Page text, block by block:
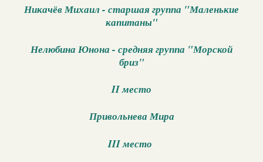
Никачёв Михаил - старшая группа "Маленькие
капитаны"
Нелюбина Юнона - средняя группа "Морской
бриз"
II место
Привольнева Мира
III место